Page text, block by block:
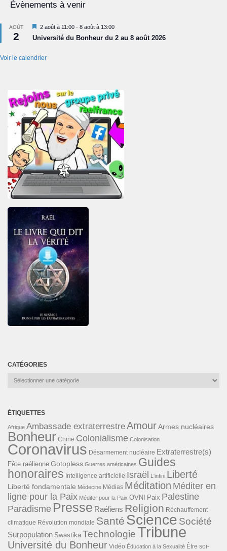
Évènements à venir
AOÛT
2
Mis
en
avant
2 août à 11:00 - 8 août à 13:00
Université du Bonheur du 2 au 8 août 2026
Voir le calendrier
CATÉGORIES
Catégories
ÉTIQUETTES
Afrique Ambassade extraterrestreAmourArmes nucléaires
Bonheur Chine Colonialisme Colonisation
Coronavirus Désarmement nucléaire Extraterrestre(s)
Fête raélienne Gotopless Guerres américaines Guides
honoraires Intelligence artificielle Israël L'infini Liberté
Liberté fondamentale Médecine Médias Méditation Méditer en
ligne pour la Paix Méditer pour la Paix OVNI Paix Palestine
Paradisme Presse Raéliens Religion Réchauffement
climatique Révolution mondiale Santé Science Société
Surpopulation Swastika TechnologieTribune
Université du Bonheur Vidéo Éducation à la Sexualité Être soi-